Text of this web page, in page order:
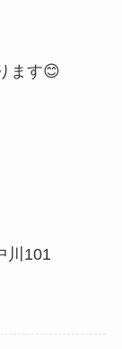
ます😊
川101